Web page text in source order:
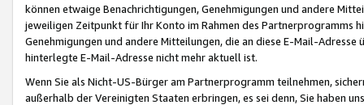
können etwaige Benachrichtigungen, Genehmigungen und andere
jeweiligen Zeitpunkt für Ihr Konto im Rahmen des Partnerprogramms
Genehmigungen und andere Mitteilungen, die an diese E-Mail-
hinterlegte E-Mail-Adresse nicht mehr aktuell ist.
Wenn Sie als Nicht-US-Bürger am Partnerprogramm teilnehmen,
außerhalb der Vereinigten Staaten erbringen, es sei denn, Sie haben